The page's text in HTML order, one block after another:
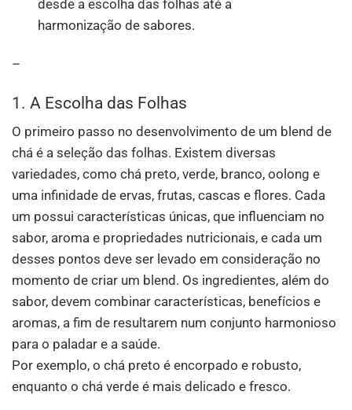
desde a escolha das folhas até a
harmonização de sabores.
–
1. A Escolha das Folhas
O primeiro passo no desenvolvimento de um blend de
chá é a seleção das folhas. Existem diversas
variedades, como chá preto, verde, branco, oolong e
uma infinidade de ervas, frutas, cascas e flores. Cada
um possui características únicas, que influenciam no
sabor, aroma e propriedades nutricionais, e cada um
desses pontos deve ser levado em consideração no
momento de criar um blend. Os ingredientes, além do
sabor, devem combinar características, benefícios e
aromas, a fim de resultarem num conjunto harmonioso
para o paladar e a saúde.
Por exemplo, o chá preto é encorpado e robusto,
enquanto o chá verde é mais delicado e fresco.